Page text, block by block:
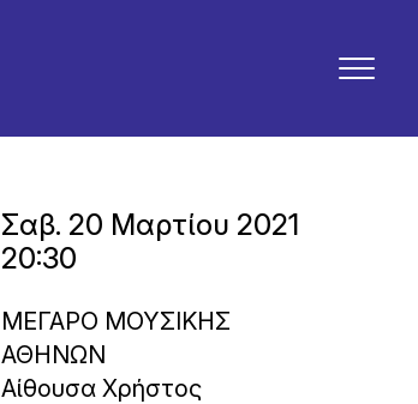
Σαβ. 20 Μαρτίου 2021
20:30
ΜΕΓΑΡΟ ΜΟΥΣΙΚΗΣ
ΑΘΗΝΩΝ
Αίθουσα Χρήστος